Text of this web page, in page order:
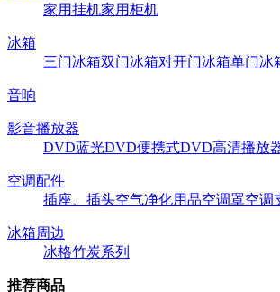
家用挂机家用柜机
冰箱
三门冰箱双门冰箱对开门冰箱单门冰
音响
影音播放器
DVD蓝光DVD便携式DVD高清播放
空调配件
插座、插头空气净化用品空调罩空调
冰箱周边
冰格竹炭系列
推荐商品